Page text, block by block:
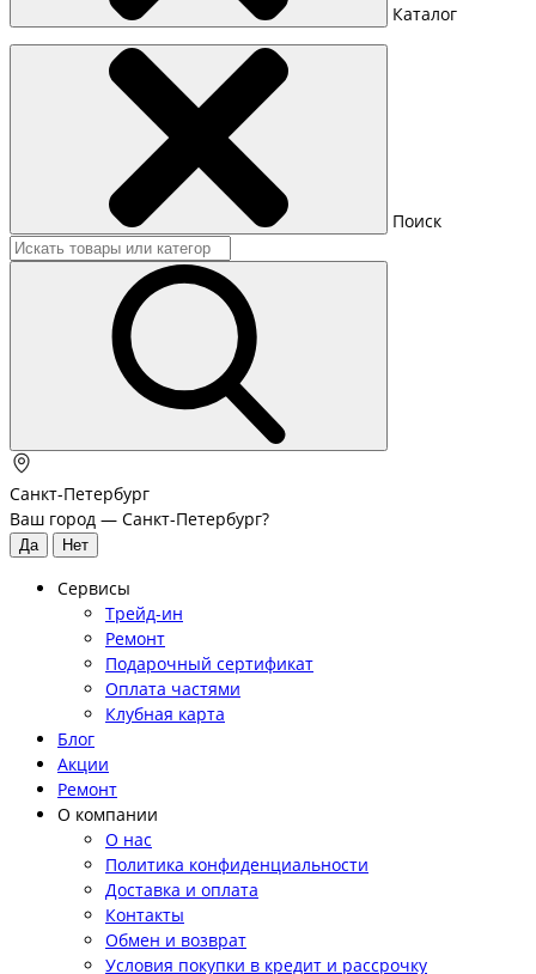
Каталог
Поиск
Санкт-Петербург
Ваш город — Санкт-Петербург?
Сервисы
Трейд-ин
Ремонт
Подарочный сертификат
Оплата частями
Клубная карта
Блог
Акции
Ремонт
О компании
О нас
Политика конфиденциальности
Доставка и оплата
Контакты
Обмен и возврат
Условия покупки в кредит и рассрочку